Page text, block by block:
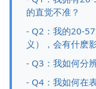
的直觉不准？
- Q2：我的20-
义），会有什麽
- Q3：我如何分
- Q4：我如何在